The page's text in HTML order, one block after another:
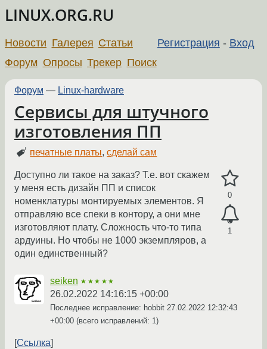
LINUX.ORG.RU
Регистрация - Вход
Новости Галерея Статьи
Форум Опросы Трекер Поиск
Форум — Linux-hardware
Сервисы для штучного
изготовления ПП
печатные платы,сделай сам
0
1
Доступно ли такое на заказ? Т.е. вот скажем
у меня есть дизайн ПП и список
номенклатуры монтируемых элементов. Я
отправляю все спеки в контору, а они мне
изготовляют плату. Сложность что-то типа
ардуины. Но чтобы не 1000 экземпляров, а
один единственный?
seiken ★★★★★
26.02.2022 14:16:15 +00:00
Последнее исправление: hobbit 27.02.2022 12:32:43
+00:00 (всего исправлений: 1)
Ссылка